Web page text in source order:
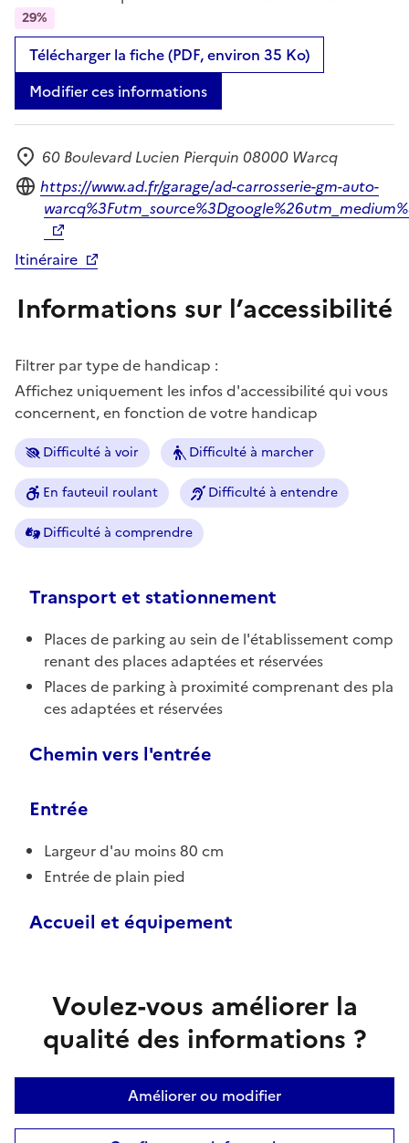
29%
Télécharger la fiche (PDF, environ 35 Ko)
Modifier ces informations
Adresse
60 Boulevard Lucien Pierquin 08000 Warcq
Site internet
https://www.ad.fr/garage/ad-carrosserie-gm-auto-
Itinéraire
Informations sur l’accessibilité
Filtrer par type de handicap :
Affichez uniquement les infos d'accessibilité qui vous
concernent, en fonction de votre handicap
Difficulté à voir Difficulté à marcher
En fauteuil roulant Difficulté à entendre
Difficulté à comprendre
Transport et stationnement
Places de parking au sein de l'établissement comp
renant des places adaptées et réservées
Places de parking à proximité comprenant des pla
ces adaptées et réservées
Chemin vers l'entrée
Entrée
Largeur d'au moins 80 cm
Entrée de plain pied
Accueil et équipement
Voulez-vous améliorer la
qualité des informations ?
Améliorer ou modifier